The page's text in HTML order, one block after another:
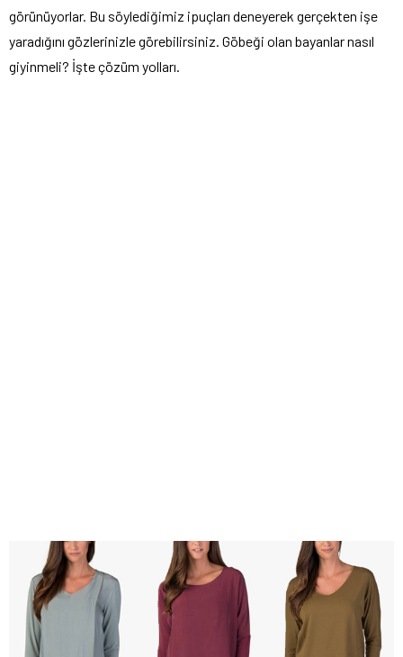
görünüyorlar. Bu söylediğimiz ipuçları deneyerek gerçekten işe
yaradığını gözlerinizle görebilirsiniz. Göbeği olan bayanlar nasıl
giyinmeli? İşte çözüm yolları.